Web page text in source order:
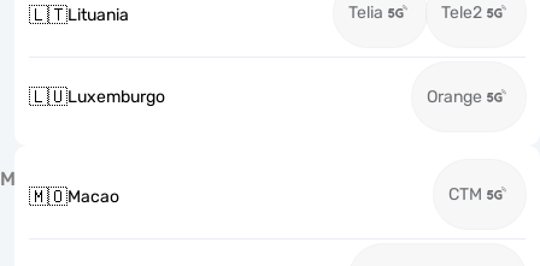
🇱🇹Lituania Telia Tele2
🇱🇺Luxemburgo Orange
M
🇲🇴Macao CTM